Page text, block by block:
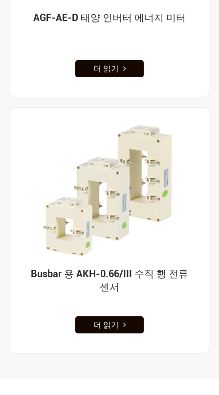
AGF-AE-D 태양 인버터 에너지 미터
더 읽기
Busbar 용 AKH-0.66/III 수직 행 전류
센서
더 읽기